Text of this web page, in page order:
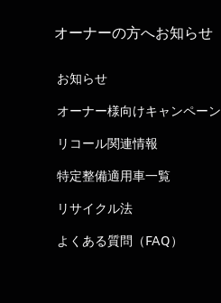
オーナーの方へお知らせ
お知らせ
オーナー様向けキャンペーン
リコール関連情報
特定整備適用車一覧
リサイクル法
よくある質問（FAQ）